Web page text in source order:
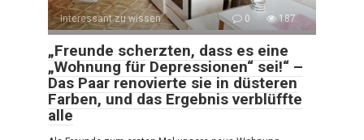
Interessant zu wissen 0 187
„Freunde scherzten, dass es eine
„Wohnung für Depressionen“ sei!“ –
Das Paar renovierte sie in düsteren
Farben, und das Ergebnis verblüffte
alle